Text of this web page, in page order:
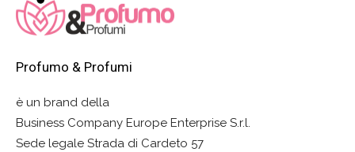
Profumo & Profumi
è un brand della
Business Company Europe Enterprise S.r.l.
Sede legale Strada di Cardeto 57